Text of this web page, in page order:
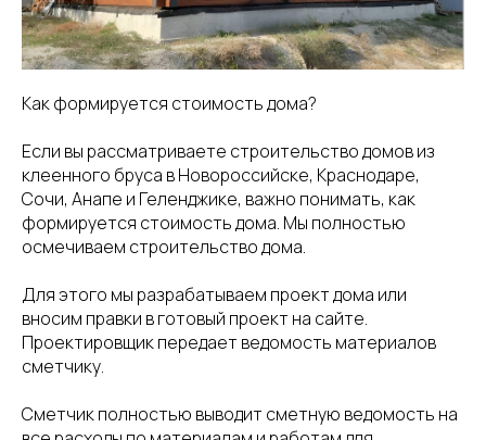
Как формируется стоимость дома?
Если вы рассматриваете строительство домов из
клеенного бруса в Новороссийске, Краснодаре,
Сочи, Анапе и Геленджике, важно понимать, как
формируется стоимость дома. Мы полностью
осмечиваем строительство дома.
Для этого мы разрабатываем проект дома или
вносим правки в готовый проект на сайте.
Проектировщик передает ведомость материалов
сметчику.
Сметчик полностью выводит сметную ведомость на